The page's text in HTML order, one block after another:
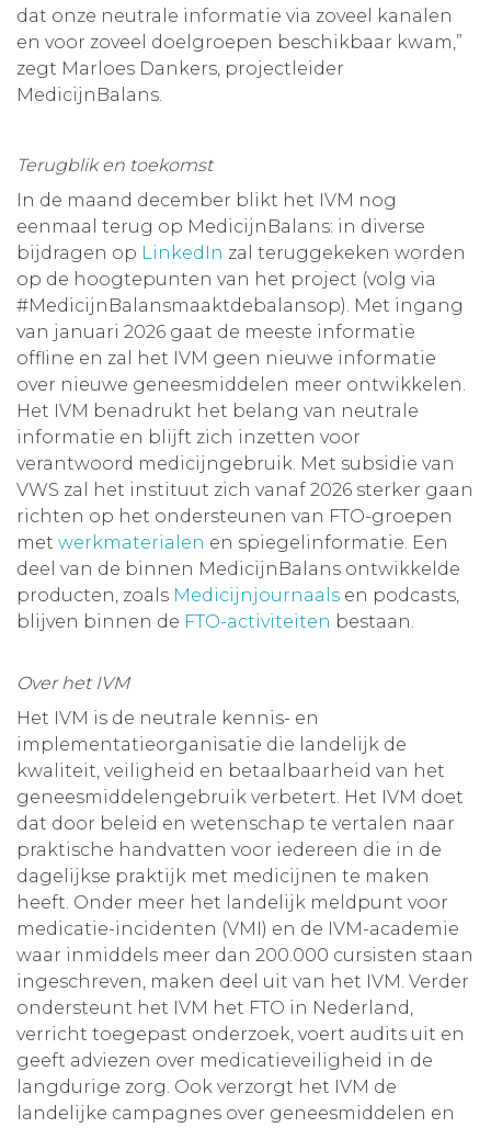
dat onze neutrale informatie via zoveel kanalen
en voor zoveel doelgroepen beschikbaar kwam,”
zegt Marloes Dankers, projectleider
MedicijnBalans.
Terugblik en toekomst
In de maand december blikt het IVM nog
eenmaal terug op MedicijnBalans: in diverse
bijdragen op LinkedIn zal teruggekeken worden
op de hoogtepunten van het project (volg via
#MedicijnBalansmaaktdebalansop). Met ingang
van januari 2026 gaat de meeste informatie
offline en zal het IVM geen nieuwe informatie
over nieuwe geneesmiddelen meer ontwikkelen.
Het IVM benadrukt het belang van neutrale
informatie en blijft zich inzetten voor
verantwoord medicijngebruik. Met subsidie van
VWS zal het instituut zich vanaf 2026 sterker gaan
richten op het ondersteunen van FTO-groepen
met werkmaterialen en spiegelinformatie. Een
deel van de binnen MedicijnBalans ontwikkelde
producten, zoals Medicijnjournaals en podcasts,
blijven binnen de FTO-activiteiten bestaan.
Over het IVM
Het IVM is de neutrale kennis- en
implementatieorganisatie die landelijk de
kwaliteit, veiligheid en betaalbaarheid van het
geneesmiddelengebruik verbetert. Het IVM doet
dat door beleid en wetenschap te vertalen naar
praktische handvatten voor iedereen die in de
dagelijkse praktijk met medicijnen te maken
heeft. Onder meer het landelijk meldpunt voor
medicatie-incidenten (VMI) en de IVM-academie
waar inmiddels meer dan 200.000 cursisten staan
ingeschreven, maken deel uit van het IVM. Verder
ondersteunt het IVM het FTO in Nederland,
verricht toegepast onderzoek, voert audits uit en
geeft adviezen over medicatieveiligheid in de
langdurige zorg. Ook verzorgt het IVM de
landelijke campagnes over geneesmiddelen en